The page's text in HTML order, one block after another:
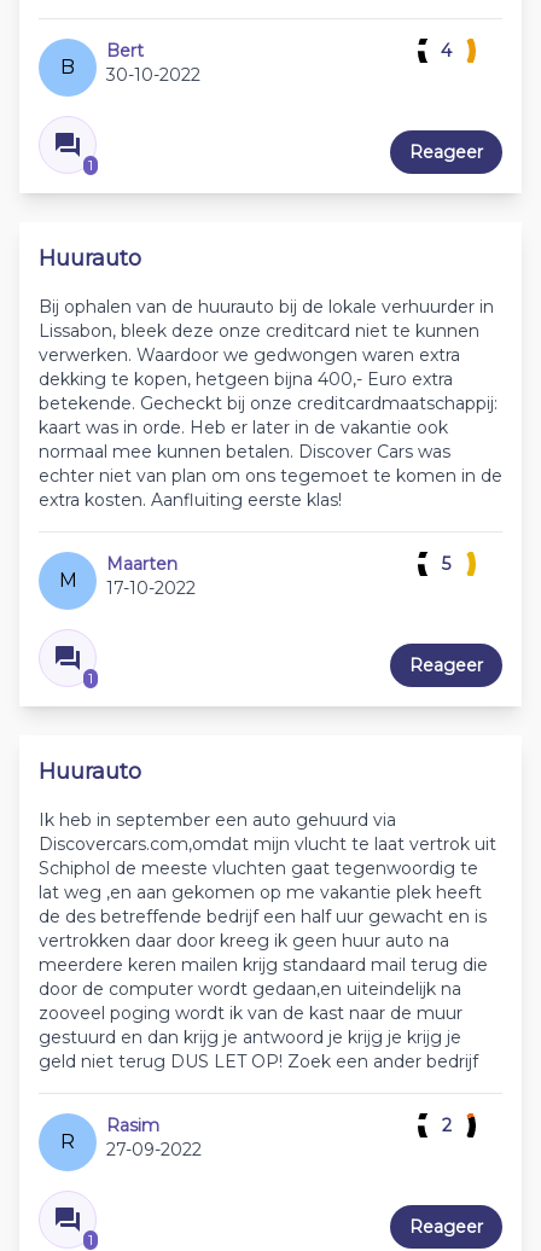
B
Bert
30-10-2022
1
4
Reageer
Huurauto
Bij ophalen van de huurauto bij de lokale verhuurder in
Lissabon, bleek deze onze creditcard niet te kunnen
verwerken. Waardoor we gedwongen waren extra
dekking te kopen, hetgeen bijna 400,- Euro extra
betekende. Gecheckt bij onze creditcardmaatschappij:
kaart was in orde. Heb er later in de vakantie ook
normaal mee kunnen betalen. Discover Cars was
echter niet van plan om ons tegemoet te komen in de
extra kosten. Aanfluiting eerste klas!
M
Maarten
17-10-2022
1
5
Reageer
Huurauto
Ik heb in september een auto gehuurd via
Discovercars.com,omdat mijn vlucht te laat vertrok uit
Schiphol de meeste vluchten gaat tegenwoordig te
lat weg ,en aan gekomen op me vakantie plek heeft
de des betreffende bedrijf een half uur gewacht en is
vertrokken daar door kreeg ik geen huur auto na
meerdere keren mailen krijg standaard mail terug die
door de computer wordt gedaan,en uiteindelijk na
zooveel poging wordt ik van de kast naar de muur
gestuurd en dan krijg je antwoord je krijg je krijg je
geld niet terug DUS LET OP! Zoek een ander bedrijf
R
Rasim
27-09-2022
1
2
Reageer